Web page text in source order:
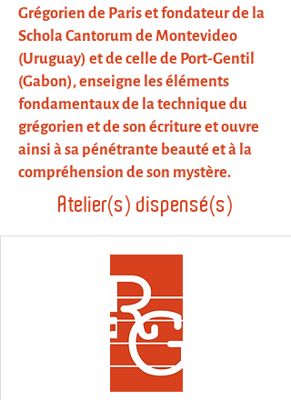
Grégorien de Paris et fondateur de la
Schola Cantorum de Montevideo
(Uruguay) et de celle de Port-Gentil
(Gabon), enseigne les éléments
fondamentaux de la technique du
grégorien et de son écriture et ouvre
ainsi à sa pénétrante beauté et à la
compréhension de son mystère.
Atelier(s) dispensé(s)